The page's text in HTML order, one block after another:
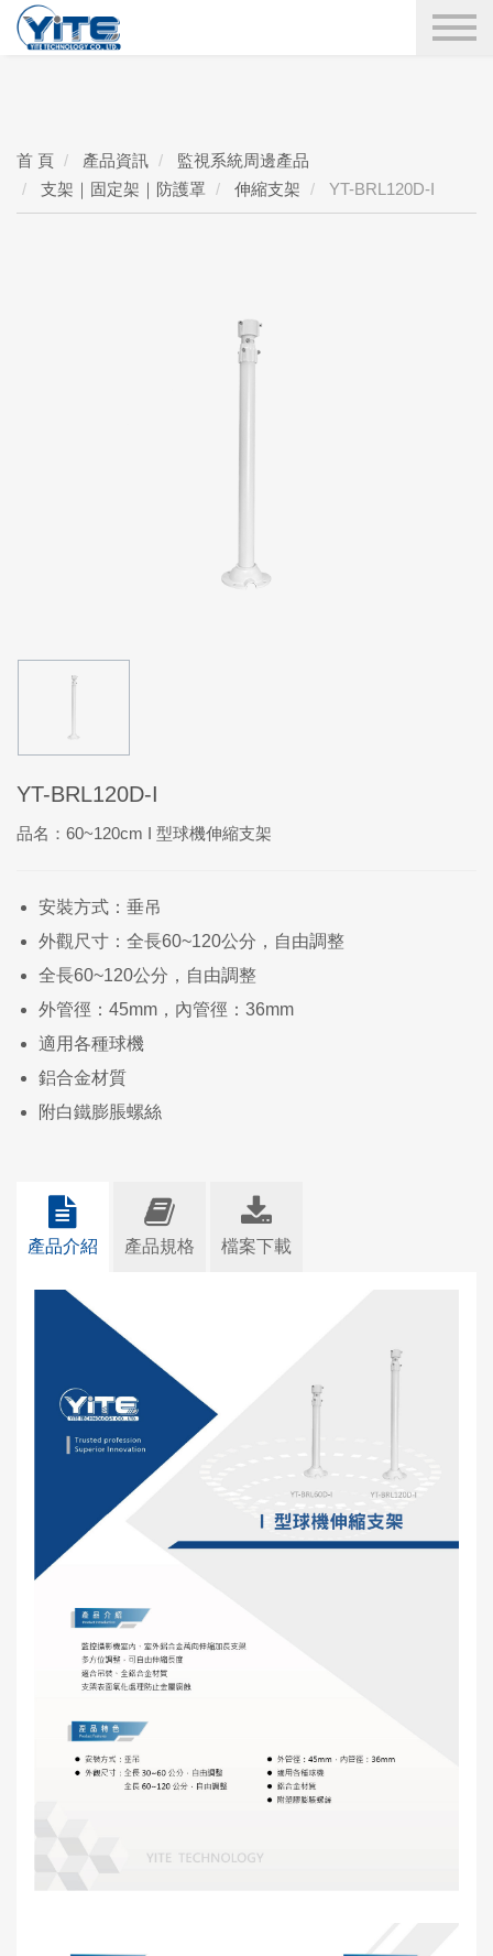
YITE Technology
首 頁 產品資訊
監視系統周邊產品
支架｜固定架｜防護罩
伸縮支架 YT-BRL120D-I
YT-BRL120D-I
品名：60~120cm I 型球機伸縮支架
安裝方式：垂吊
外觀尺寸：全長60~120公分，自由調整
全長60~120公分，自由調整
外管徑：45mm，內管徑：36mm
適用各種球機
鋁合金材質
附白鐵膨脹螺絲
產品介紹 產品規格 檔案下載